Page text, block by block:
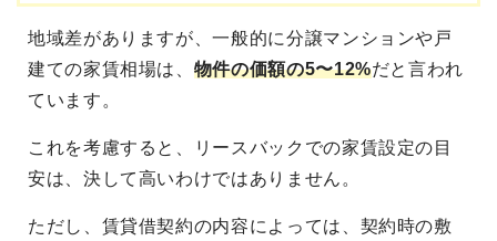
地域差がありますが、一般的に分譲マンションや戸
建ての家賃相場は、 物件の価額の5〜12%だと言われ
ています。
これを考慮すると、リースバックでの家賃設定の目
安は、決して高いわけではありません。
ただし、賃貸借契約の内容によっては、契約時の敷